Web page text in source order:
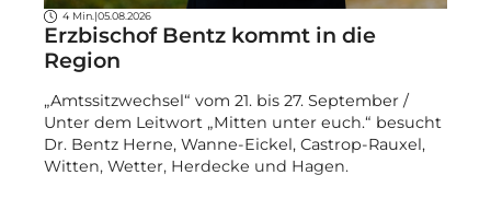
4 Min.| 05.08.2026
Erzbischof Bentz kommt in die
Region
„Amtssitzwechsel“ vom 21. bis 27. September /
Unter dem Leitwort „Mitten unter euch.“ besucht
Dr. Bentz Herne, Wanne-Eickel, Castrop-Rauxel,
Witten, Wetter, Herdecke und Hagen.